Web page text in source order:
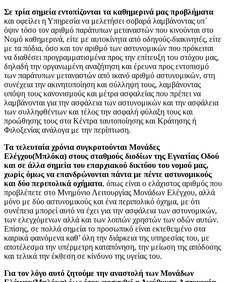
Σε τρία σημεία εντοπίζονται τα καθημερινά μας προβλήματα
και οφείλει η Υπηρεσία να μελετήσει σοβαρά λαμβάνοντας υπ΄
όψιν τόσο τον αριθμό παράτυπων μεταναστών που κινούνται στο
Νομό καθημερινά, είτε με αυτοκίνητα από οδηγούς-διακινητές, είτε
με τα πόδια, όσο και τον αριθμό των αστυνομικών που πρόκειται
να διαθέσει προγραμματισμένα προς την επίτευξη του στόχου μας,
δηλαδή την οργανωμένη αναζήτηση και έρευνα προς εντοπισμό
των παράτυπων μεταναστών από ικανό αριθμό αστυνομικών, στη
συνέχεια την ακινητοποίηση και σύλληψη τους, λαμβάνοντας
υπόψη τους κανονισμούς και μέτρα ασφαλείας που πρέπει να
λαμβάνονται για την ασφάλεια των αστυνομικών και την ασφάλεια
των συλληφθέντων και τέλος την ασφαλή φύλαξη τους και
προώθησης τους στα Κέντρα ταυτοποίησης και Κράτησης ή
Φιλοξενίας ανάλογα με την περίπτωση.
Τα τελευταία χρόνια συγκροτούνται Μονάδες
Ελέγχου(Μπλόκα) στους σταθμούς διοδίων της Εγνατίας Οδού
και σε άλλα σημεία του επαρχιακού δικτύου του νομού μας,
χωρίς όμως να επανδρώνονται πάντα με πέντε αστυνομικούς
και δύο περιπολικά οχήματα, όπως είναι ο ελάχιστος αριθμός που
προβλέπετε στο Μνημόνιο Λειτουργίας Μονάδων Ελέγχου, αλλά
μόνο με δύο αστυνομικούς και ένα περιπολικό όχημα, με ότι
συνέπεια μπορεί αυτό να έχει για την ασφάλεια των αστυνομικών,
των ελεγχόμενων αλλά και των λοιπών χρηστών των οδών αυτών.
Επίσης, σε πολλά σημεία το προσωπικό είναι εκτεθειμένο στα
καιρικά φαινόμενα καθ’ όλη την διάρκεια της υπηρεσίας του, με
αποτέλεσμα την υπέρμετρη καταπόνηση, την μείωση της απόδοσης
και τελικά την έκθεση σε κίνδυνο της υγείας του.
Για τον λόγο αυτό ζητούμε την αναστολή των Μονάδων